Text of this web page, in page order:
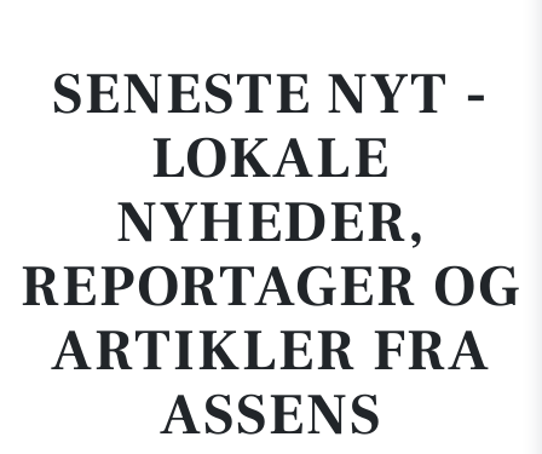
SENESTE NYT -
LOKALE
NYHEDER,
REPORTAGER OG
ARTIKLER FRA
ASSENS